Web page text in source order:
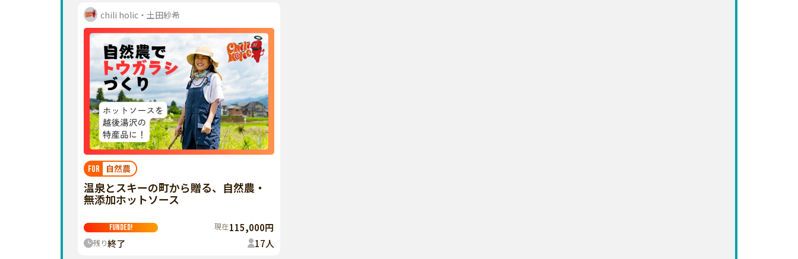
chili holic・土田紗希
FOR 自然農
温泉とスキーの町から贈る、自然農・
無添加ホットソース
FUNDED! 現在115,000円
残り終了 17人